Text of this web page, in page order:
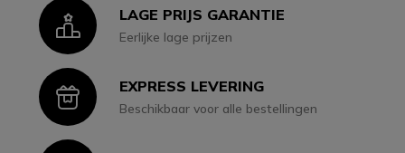
IconLAGE PRIJS GARANTIE
Eerlijke lage prijzen
IconEXPRESS LEVERING
Beschikbaar voor alle bestellingen